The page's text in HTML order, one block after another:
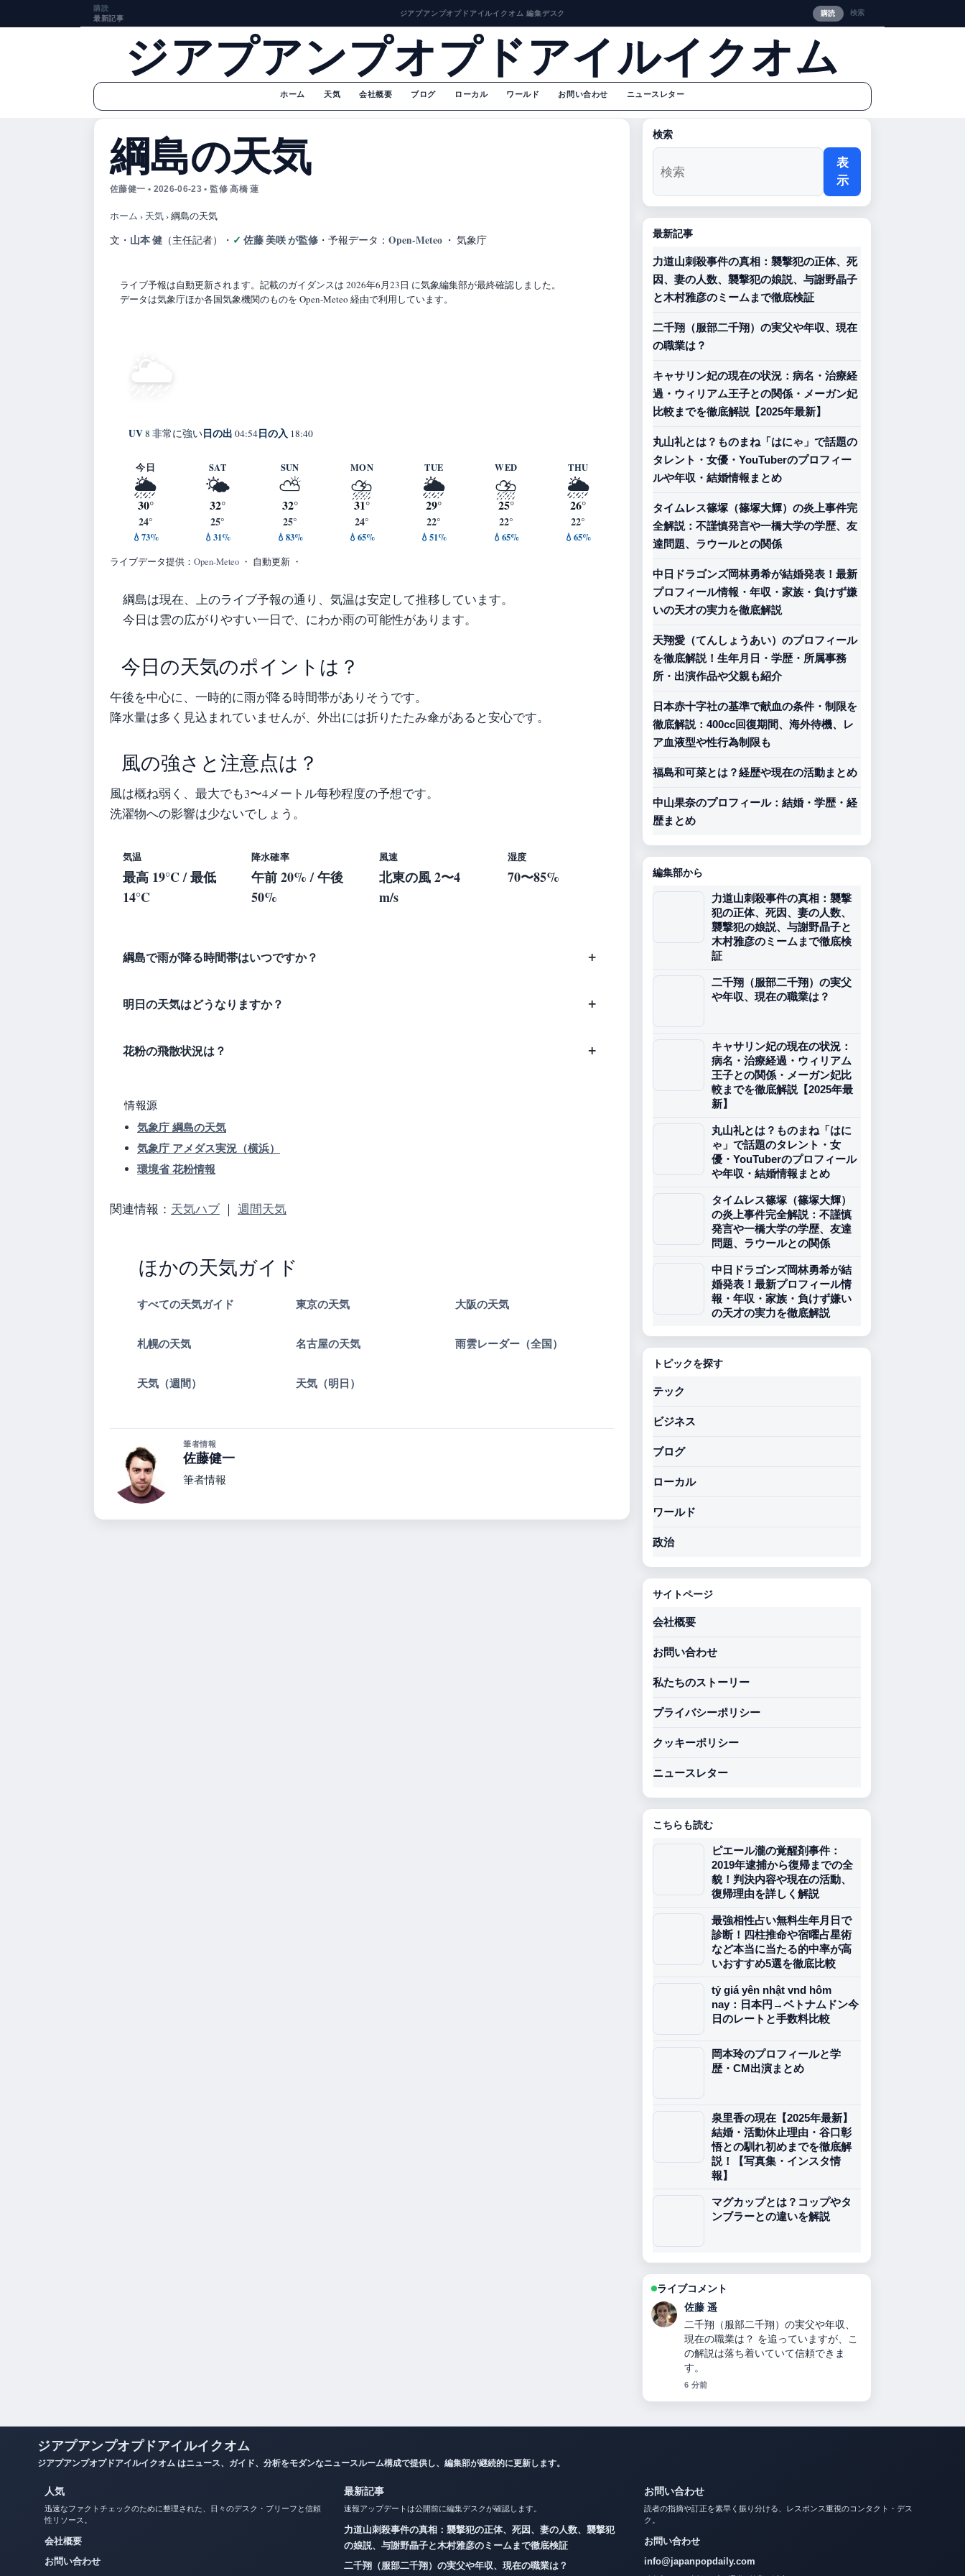
購読
最新記事
ジアプアンプオプドアイルイクオム 編集デスク 購読 検索
ジアプアンプオプドアイルイクオム
ホーム 天気 会社概要 ブログ ローカル ワールド お問い合わせ ニュースレター
綱島の天気
佐藤健一 • 2026-06-23 • 監修 高橋 蓮
ホーム › 天気›綱島の天気
文・ 山本 健 （主任記者） ・ 佐藤 美咲 が監修 ・ 予報データ： Open-Meteo ・ 気象庁
ライブ予報は自動更新されます。記載のガイダンスは 2026年6月23日 に気象編集部が最終確認しました。
データは気象庁ほか各国気象機関のものを Open-Meteo 経由で利用しています。
🌦️
UV8 非常に強い日の出 04:54日の入 18:40
今日
🌦️
30°
24°
💧73%
SAT
🌤️
32°
25°
💧31%
SUN
⛅
32°
25°
💧83%
MON
⛈️
31°
24°
💧65%
TUE
🌦️
29°
22°
💧51%
WED
⛈️
25°
22°
💧65%
THU
🌦️
26°
22°
💧65%
ライブデータ提供： Open-Meteo ・ 自動更新 ・
綱島は現在、上のライブ予報の通り、気温は安定して推移しています。
今日は雲の広がりやすい一日で、にわか雨の可能性があります。
今日の天気のポイントは？
午後を中心に、一時的に雨が降る時間帯がありそうです。
降水量は多く見込まれていませんが、外出には折りたたみ傘があると安心です。
風の強さと注意点は？
風は概ね弱く、最大でも3〜4メートル每秒程度の予想です。
洗濯物への影響は少ないでしょう。
気温
最高 19°C / 最低
14°C
降水確率
午前 20% / 午後
50%
風速
北東の風 2〜4
m/s
湿度
70〜85%
綱島で雨が降る時間帯はいつですか？
明日の天気はどうなりますか？
花粉の飛散状況は？
情報源
気象庁 綱島の天気
気象庁 アメダス実況（横浜）
環境省 花粉情報
関連情報： 天気ハブ ｜ 週間天気
ほかの天気ガイド
すべての天気ガイド 東京の天気 大阪の天気
札幌の天気 名古屋の天気 雨雲レーダー（全国）
天気（週間） 天気（明日）
筆者情報
佐藤健一
筆者情報
検索
表
示
最新記事
力道山刺殺事件の真相：襲撃犯の正体、死
因、妻の人数、襲撃犯の娘説、与謝野晶子
と木村雅彦のミームまで徹底検証
二千翔（服部二千翔）の実父や年収、現在
の職業は？
キャサリン妃の現在の状況：病名・治療経
過・ウィリアム王子との関係・メーガン妃
比較までを徹底解説【2025年最新】
丸山礼とは？ものまね「はにゃ」で話題の
タレント・女優・YouTuberのプロフィー
ルや年収・結婚情報まとめ
タイムレス篠塚（篠塚大輝）の炎上事件完
全解説：不謹慎発言や一橋大学の学歴、友
達問題、ラウールとの関係
中日ドラゴンズ岡林勇希が結婚発表！最新
プロフィール情報・年収・家族・負けず嫌
いの天才の実力を徹底解説
天翔愛（てんしょうあい）のプロフィール
を徹底解説！生年月日・学歴・所属事務
所・出演作品や父親も紹介
日本赤十字社の基準で献血の条件・制限を
徹底解説：400cc回復期間、海外待機、レ
ア血液型や性行為制限も
福島和可菜とは？経歴や現在の活動まとめ
中山果奈のプロフィール：結婚・学歴・経
歴まとめ
編集部から
力道山刺殺事件の真相：襲撃
犯の正体、死因、妻の人数、
襲撃犯の娘説、与謝野晶子と
木村雅彦のミームまで徹底検
証
二千翔（服部二千翔）の実父
や年収、現在の職業は？
キャサリン妃の現在の状況：
病名・治療経過・ウィリアム
王子との関係・メーガン妃比
較までを徹底解説【2025年最
新】
丸山礼とは？ものまね「はに
ゃ」で話題のタレント・女
優・YouTuberのプロフィール
や年収・結婚情報まとめ
タイムレス篠塚（篠塚大輝）
の炎上事件完全解説：不謹慎
発言や一橋大学の学歴、友達
問題、ラウールとの関係
中日ドラゴンズ岡林勇希が結
婚発表！最新プロフィール情
報・年収・家族・負けず嫌い
の天才の実力を徹底解説
トピックを探す
テック
ビジネス
ブログ
ローカル
ワールド
政治
サイトページ
会社概要
お問い合わせ
私たちのストーリー
プライバシーポリシー
クッキーポリシー
ニュースレター
こちらも読む
ピエール瀧の覚醒剤事件：
2019年逮捕から復帰までの全
貌！判決内容や現在の活動、
復帰理由を詳しく解説
最強相性占い無料生年月日で
診断！四柱推命や宿曜占星術
など本当に当たる的中率が高
いおすすめ5選を徹底比較
tỷ giá yên nhật vnd hôm
nay：日本円→ベトナムドン今
日のレートと手数料比較
岡本玲のプロフィールと学
歴・CM出演まとめ
泉里香の現在【2025年最新】
結婚・活動休止理由・谷口彰
悟との馴れ初めまでを徹底解
説！【写真集・インスタ情
報】
マグカップとは？コップやタ
ンブラーとの違いを解説
ライブコメント
伊藤 芽衣
キャサリン妃の現在の状況：病名・治
療経過・ウィリアム王子との関係・メ
ーガン妃比較までを徹底解説【2025年
最新】 の背景説明が助かります。ライ
ブ更新を続けてください。
ジアプアンプオプドアイルイクオム
人気
迅速なファクトチェックのために整理された、日々のデスク・ブリーフと信頼
性リソース。
会社概要
最新記事
速報アップデートは公開前に編集デスクが確認します。
力道山刺殺事件の真相：襲撃犯の正体、死因、妻の人数、襲撃犯
の娘説、与謝野晶子と木村雅彦のミームまで徹底検証
お問い合わせ
読者の指摘や訂正を素早く振り分ける、レスポンス重視のコンタクト・デス
お問い合わせ